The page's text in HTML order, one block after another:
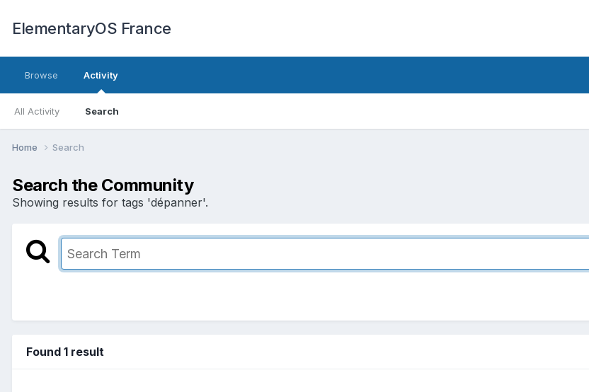
ElementaryOS France
Browse Activity
All Activity Search
Home Search
Search the Community
Showing results for tags 'dépanner'.
Found 1 result